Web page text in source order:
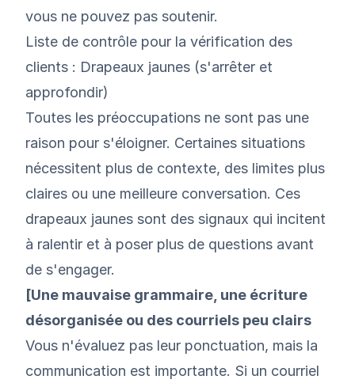
vous ne pouvez pas soutenir.
Liste de contrôle pour la vérification des
clients : Drapeaux jaunes (s'arrêter et
approfondir)
Toutes les préoccupations ne sont pas une
raison pour s'éloigner. Certaines situations
nécessitent plus de contexte, des limites plus
claires ou une meilleure conversation. Ces
drapeaux jaunes sont des signaux qui incitent
à ralentir et à poser plus de questions avant
de s'engager.
[Une mauvaise grammaire, une écriture
désorganisée ou des courriels peu clairs
Vous n'évaluez pas leur ponctuation, mais la
communication est importante. Si un courriel